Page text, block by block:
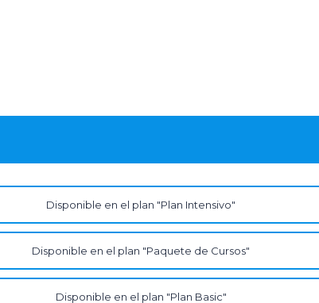
Disponible en el plan "Plan Intensivo"
Disponible en el plan "Paquete de Cursos"
Disponible en el plan "Plan Basic"